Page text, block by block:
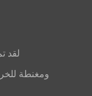
لقد
ومغنطة